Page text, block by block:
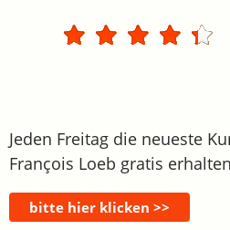
Jeden Freitag die neueste
François Loeb gratis erhalten